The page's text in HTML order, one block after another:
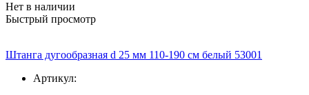
Нет в наличии
Быстрый просмотр
Штанга дугообразная d 25 мм 110-190 см белый 53001
Артикул: